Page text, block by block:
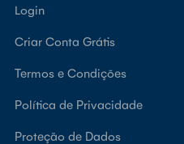
Login
Criar Conta Grátis
Termos e Condições
Política de Privacidade
Proteção de Dados